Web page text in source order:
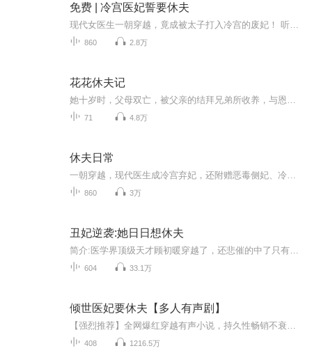
免费 | 冷宫医妃誓要休夫
860 2.8万
花花休夫记
71 4.8万
休夫日常
860 3万
丑妃逆袭:她日日想休夫
604 33.1万
倾世医妃要休夫【多人有声剧】
408 1216.5万